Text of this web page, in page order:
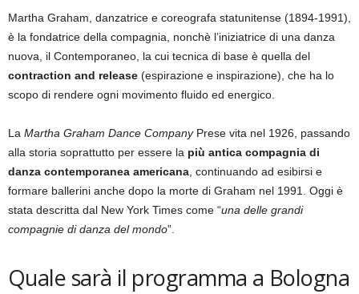
Martha Graham, danzatrice e coreografa statunitense (1894-1991),
è la fondatrice della compagnia, nonchè l’iniziatrice di una danza
nuova, il Contemporaneo, la cui tecnica di base è quella del
contraction and release (espirazione e inspirazione), che ha lo
scopo di rendere ogni movimento fluido ed energico.
La Martha Graham Dance CompanyPrese vita nel 1926, passando
alla storia soprattutto per essere la più antica compagnia di
danza contemporanea americana, continuando ad esibirsi e
formare ballerini anche dopo la morte di Graham nel 1991. Oggi è
stata descritta dal New York Times come “una delle grandi
compagnie di danza del mondo”.
Quale sarà il programma a Bologna